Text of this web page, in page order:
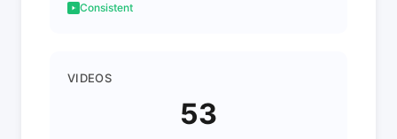
Consistent
VIDEOS
53